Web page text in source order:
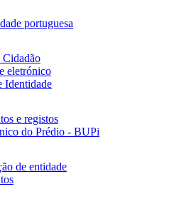
portuguesa
Cidadão
eletrónico
Identidade
e registos
do Prédio - BUPi
de entidade